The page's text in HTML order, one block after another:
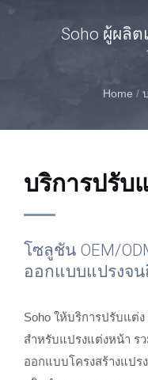
Soho ผู้ผลิ
Home /
บริการปรับ
โซลูชัน OEM/
ออกแบบแปรงจ
Soho ให้บริการปรับแต่
สำหรับแปรงแต่งหน้า ร
ออกแบบโครงสร้างแปร